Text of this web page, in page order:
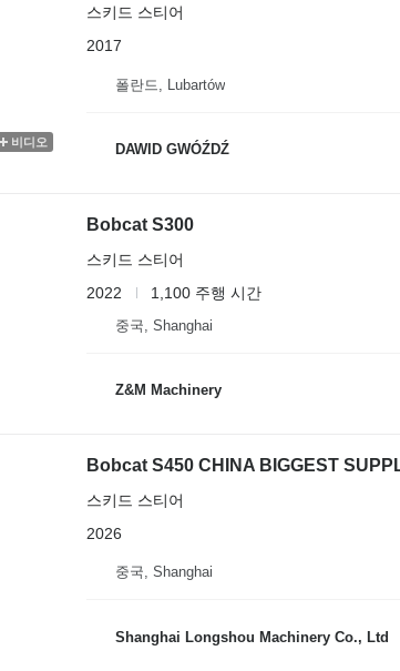
비디오
스키드 스티어
2017
폴란드, Lubartów
DAWID GWÓŹDŹ
Bobcat S300
스키드 스티어
2022
1,100 주행 시간
중국, Shanghai
Z&M Machinery
Bobcat S450 CHINA BIGGEST
스키드 스티어
2026
중국, Shanghai
Shanghai Longshou Machinery Co., Ltd